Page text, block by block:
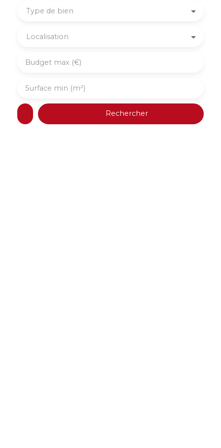
Type de bien
Localisation
Budget max (€)
Surface min (m²)
Rechercher